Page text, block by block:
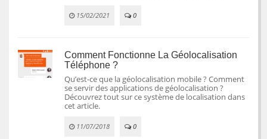
15/02/2021 0
Comment Fonctionne La Géolocalisation
Téléphone ?
Qu’est-ce que la géolocalisation mobile ? Comment
se servir des applications de géolocalisation ?
Découvrez tout sur ce système de localisation dans
cet article.
11/07/2018 0